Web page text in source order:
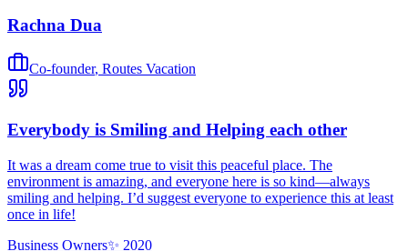
Rachna Dua
Co-founder, Routes Vacation
Everybody is Smiling and Helping each other
It was a dream come true to visit this peaceful place. The
environment is amazing, and everyone here is so kind—always
smiling and helping. I’d suggest everyone to experience this at least
once in life!
Business Owners✨ 2020